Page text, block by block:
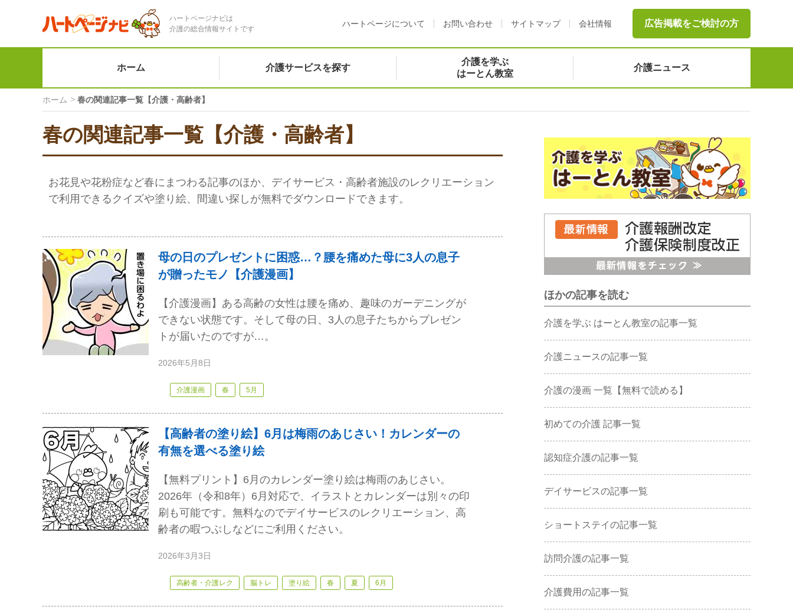
ハートページナビは
介護の総合情報サイトです
ハートページについて お問い合わせ サイトマップ 会社情報 広告掲載をご検討の方
ホーム 介護サービスを探す
介護を学ぶ
はーとん教室
介護ニュース
ホーム 春の関連記事一覧【介護・高齢者】
春の関連記事一覧【介護・高齢者】
お花見や花粉症など春にまつわる記事のほか、デイサービス・高齢者施設のレクリエーション
で利用できるクイズや塗り絵、間違い探しが無料でダウンロードできます。
母の日のプレゼントに困惑…？腰を痛めた母に3人の息子
が贈ったモノ【介護漫画】
【介護漫画】ある高齢の女性は腰を痛め、趣味のガーデニングが
できない状態です。そして母の日、3人の息子たちからプレゼン
トが届いたのですが…。
2026年5月8日
介護漫画 春 5月
【高齢者の塗り絵】6月は梅雨のあじさい！カレンダーの
有無を選べる塗り絵
【無料プリント】6月のカレンダー塗り絵は梅雨のあじさい。
2026年（令和8年）6月対応で、イラストとカレンダーは別々の印
刷も可能です。無料なのでデイサービスのレクリエーション、高
齢者の暇つぶしなどにご利用ください。
2026年3月3日
高齢者・介護レク 脳トレ 塗り絵 春 夏 6月
ほかの記事を読む
介護を学ぶ はーとん教室の記事一覧
介護ニュースの記事一覧
介護の漫画 一覧【無料で読める】
初めての介護 記事一覧
認知症介護の記事一覧
デイサービスの記事一覧
ショートステイの記事一覧
訪問介護の記事一覧
介護費用の記事一覧